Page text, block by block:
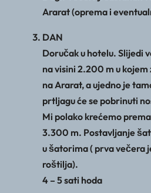
Ararat (oprema i
DAN
Doručak u hotelu. Slijedi
na visini 2.200 m u
na Ararat, a ujedno je
prtljagu će se pobrinuti
Mi polako krećemo
3.300 m. Postavljanje
u šatorima ( prva večera
roštilja).
4 – 5 sati hoda